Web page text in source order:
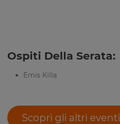
Ospiti Della Serata:
Emis Killa
Scopri gli altri eventi